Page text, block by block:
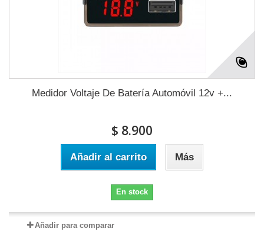
Medidor Voltaje De Batería Automóvil 12v +...
$ 8.900
Añadir al carrito Más
En stock
Añadir para comparar